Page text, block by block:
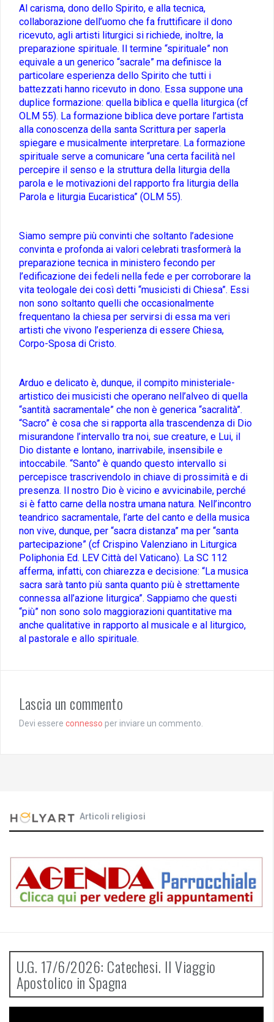
Al carisma, dono dello Spirito, e alla tecnica,
collaborazione dell’uomo che fa fruttificare il dono
ricevuto, agli artisti liturgici si richiede, inoltre, la
preparazione spirituale. Il termine “spirituale” non
equivale a un generico “sacrale” ma definisce la
particolare esperienza dello Spirito che tutti i
battezzati hanno ricevuto in dono. Essa suppone una
duplice formazione: quella biblica e quella liturgica (cf
OLM 55). La formazione biblica deve portare l’artista
alla conoscenza della santa Scrittura per saperla
spiegare e musicalmente interpretare. La formazione
spirituale serve a comunicare “una certa facilità nel
percepire il senso e la struttura della liturgia della
parola e le motivazioni del rapporto fra liturgia della
Parola e liturgia Eucaristica” (OLM 55).
Siamo sempre più convinti che soltanto l’adesione
convinta e profonda ai valori celebrati trasformerà la
preparazione tecnica in ministero fecondo per
l’edificazione dei fedeli nella fede e per corroborare la
vita teologale dei così detti “musicisti di Chiesa”. Essi
non sono soltanto quelli che occasionalmente
frequentano la chiesa per servirsi di essa ma veri
artisti che vivono l’esperienza di essere Chiesa,
Corpo-Sposa di Cristo.
Arduo e delicato è, dunque, il compito ministeriale-
artistico dei musicisti che operano nell’alveo di quella
“santità sacramentale” che non è generica “sacralità”.
“Sacro” è cosa che si rapporta alla trascendenza di Dio
misurandone l’intervallo tra noi, sue creature, e Lui, il
Dio distante e lontano, inarrivabile, insensibile e
intoccabile. “Santo” è quando questo intervallo si
percepisce trascrivendolo in chiave di prossimità e di
presenza. Il nostro Dio è vicino e avvicinabile, perché
si è fatto carne della nostra umana natura. Nell’incontro
teandrico sacramentale, l’arte del canto e della musica
non vive, dunque, per “sacra distanza” ma per “santa
partecipazione” (cf Crispino Valenziano in Liturgica
Poliphonia Ed. LEV Città del Vaticano). La SC 112
afferma, infatti, con chiarezza e decisione: “La musica
sacra sarà tanto più santa quanto più è strettamente
connessa all’azione liturgica”. Sappiamo che questi
“più” non sono solo maggiorazioni quantitative ma
anche qualitative in rapporto al musicale e al liturgico,
al pastorale e allo spirituale.
Lascia un commento
Devi essere connesso per inviare un commento.
Articoli religiosi
U.G. 17/6/2026: Catechesi. Il Viaggio
Apostolico in Spagna